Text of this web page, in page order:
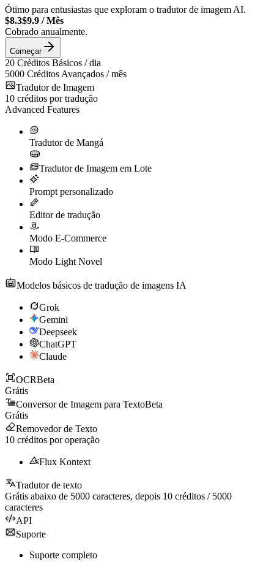
Ótimo para entusiastas que exploram o tradutor de imagem AI.
$8.3$9.9 /Mês
Cobrado anualmente.
Começar
20 Créditos Básicos / dia
5000 Créditos Avançados / mês
Tradutor de Imagem
10 créditos por tradução
Advanced Features
Tradutor de Mangá
Tradutor de Imagem em Lote
Prompt personalizado
Editor de tradução
Modo E-Commerce
Modo Light Novel
Modelos básicos de tradução de imagens IA
Grok
Gemini
Deepseek
ChatGPT
Claude
OCRBeta
Grátis
Conversor de Imagem para TextoBeta
Grátis
Removedor de Texto
10 créditos por operação
Flux Kontext
Tradutor de texto
Grátis abaixo de 5000 caracteres, depois 10 créditos / 5000
caracteres
API
Suporte
Suporte completo